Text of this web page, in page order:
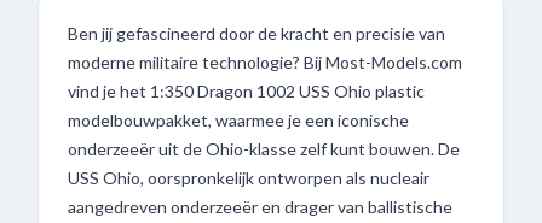
Ben jij gefascineerd door de kracht en precisie van
moderne militaire technologie? Bij Most-Models.com
vind je het 1:350 Dragon 1002 USS Ohio plastic
modelbouwpakket, waarmee je een iconische
onderzeeër uit de Ohio-klasse zelf kunt bouwen. De
USS Ohio, oorspronkelijk ontworpen als nucleair
aangedreven onderzeeër en drager van ballistische